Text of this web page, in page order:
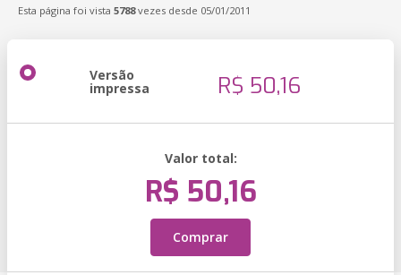
Esta página foi vista 5788vezes desde 05/01/2011
Versão
impressa R$ 50,16
Valor total:
R$ 50,16
Comprar